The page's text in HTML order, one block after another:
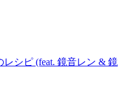
シピ (feat. 鏡音レン & 鏡